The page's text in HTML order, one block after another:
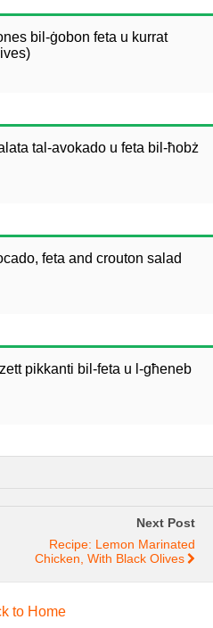
bil-ġobon feta u kurrat
tal-avokado u feta bil-ħobż
feta and crouton salad
pikkanti bil-feta u l-għeneb
Next Post
Recipe: Lemon Marinated
Chicken, With Black Olives
to Home